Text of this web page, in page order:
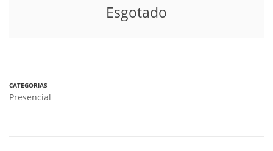
Esgotado
CATEGORIAS
Presencial